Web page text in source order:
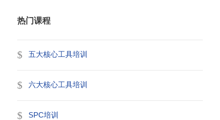
热门课程
五大核心工具培训
六大核心工具培训
SPC培训